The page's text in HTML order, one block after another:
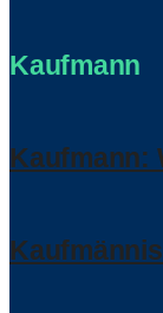
Kaufmann
Kaufmann: